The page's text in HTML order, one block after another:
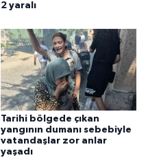
2 yaralı
Tarihi bölgede çıkan
yangının dumanı sebebiyle
vatandaşlar zor anlar
yaşadı